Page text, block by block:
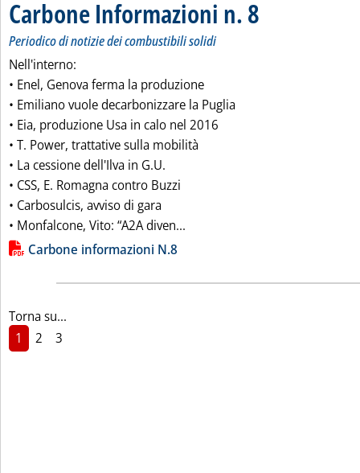
Carbone Informazioni n. 8
Periodico di notizie dei combustibili solidi
Nell'interno:
• Enel, Genova ferma la produzione
• Emiliano vuole decarbonizzare la Puglia
• Eia, produzione Usa in calo nel 2016
• T. Power, trattative sulla mobilità
• La cessione dell'Ilva in G.U.
• CSS, E. Romagna contro Buzzi
• Carbosulcis, avviso di gara
• Monfalcone, Vito: “A2A diven...
Lista allegati PDF alla notizia
Carbone informazioni N.8
Torna su...
1
2 3